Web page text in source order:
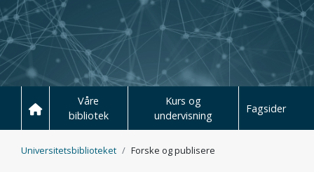
Våre
bibliotek
Kurs og
undervisning
Fagsider
Universitetsbiblioteket Forske og publisere